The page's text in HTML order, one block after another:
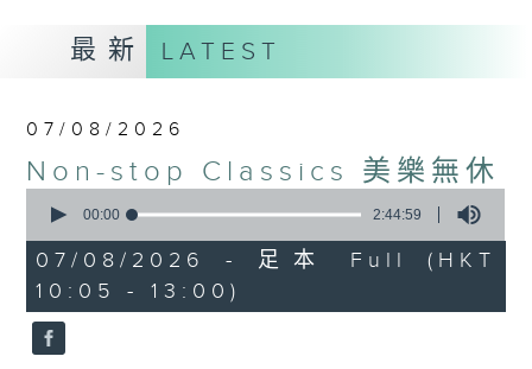
最新 LATEST
07/08/2026
Non-stop Classics 美樂無休
seconds
2
hours,
44
minutes,
59
seconds
00:00 2:44:59
07/08/2026 - 足本 Full (HKT
10:05 - 13:00)